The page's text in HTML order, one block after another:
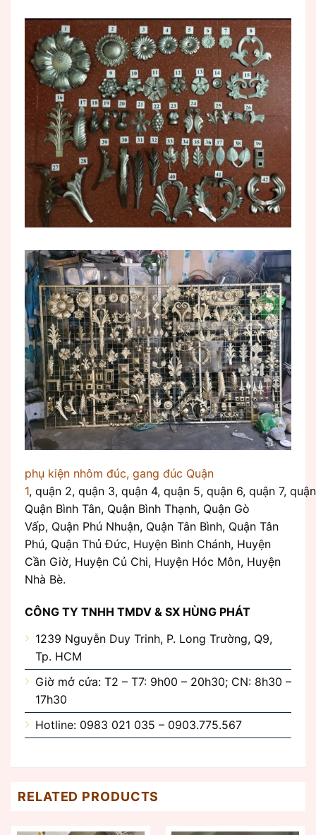
phụ kiện nhôm đúc, gang đúc Quận
1, quận 2, quận 3, quận 4, quận 5, quận 6, quận 7,
Quận Bình Tân, Quận Bình Thạnh, Quận Gò
Vấp, Quận Phú Nhuận, Quận Tân Bình, Quận Tân
Phú, Quận Thủ Đức, Huyện Bình Chánh, Huyện
Cần Giờ, Huyện Củ Chi, Huyện Hóc Môn, Huyện
Nhà Bè.
CÔNG TY TNHH TMDV & SX HÙNG PHÁT
1239 Nguyễn Duy Trinh, P. Long Trường, Q9,
Tp. HCM
Giờ mở cửa: T2 – T7: 9h00 – 20h30; CN: 8h30 –
17h30
Hotline: 0983 021 035 – 0903.775.567
RELATED PRODUCTS